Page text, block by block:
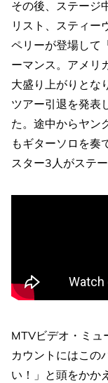
その後、ステージ
リスト、スティー
ペリーが登場して
ーマンス。アメリ
大盛り上がりとな
ツアー引退を発表
た。途中からヤン
もギターソロを奏
スター3人がステ
MTVビデオ・ミ
カウントにはこの
い！」と頭をかか